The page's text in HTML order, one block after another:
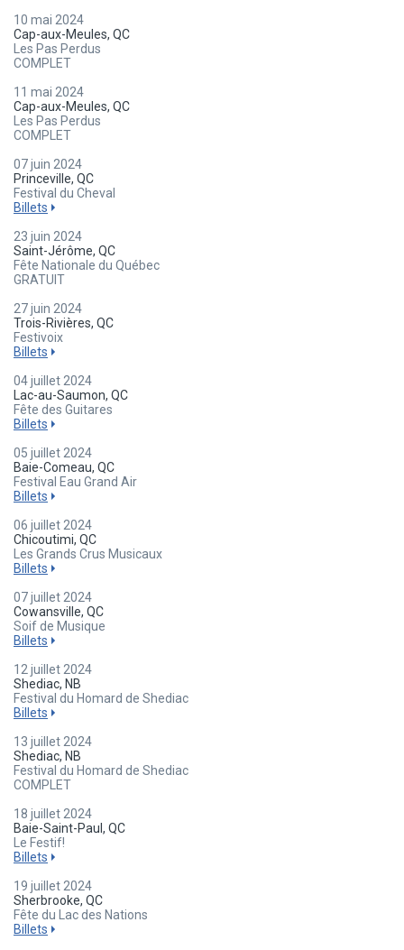
10 mai 2024
Cap-aux-Meules, QC
Les Pas Perdus
COMPLET
11 mai 2024
Cap-aux-Meules, QC
Les Pas Perdus
COMPLET
07 juin 2024
Princeville, QC
Festival du Cheval
Billets
23 juin 2024
Saint-Jérôme, QC
Fête Nationale du Québec
GRATUIT
27 juin 2024
Trois-Rivières, QC
Festivoix
Billets
04 juillet 2024
Lac-au-Saumon, QC
Fête des Guitares
Billets
05 juillet 2024
Baie-Comeau, QC
Festival Eau Grand Air
Billets
06 juillet 2024
Chicoutimi, QC
Les Grands Crus Musicaux
Billets
07 juillet 2024
Cowansville, QC
Soif de Musique
Billets
12 juillet 2024
Shediac, NB
Festival du Homard de Shediac
Billets
13 juillet 2024
Shediac, NB
Festival du Homard de Shediac
COMPLET
18 juillet 2024
Baie-Saint-Paul, QC
Le Festif!
Billets
19 juillet 2024
Sherbrooke, QC
Fête du Lac des Nations
Billets